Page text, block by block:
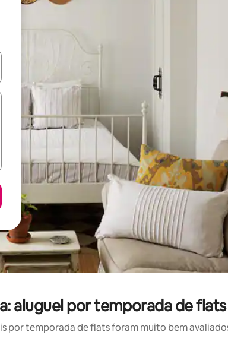
usando as seta para cima e para baixo do teclado ou
aluguel por temporada de
por temporada de flats foram muito bem